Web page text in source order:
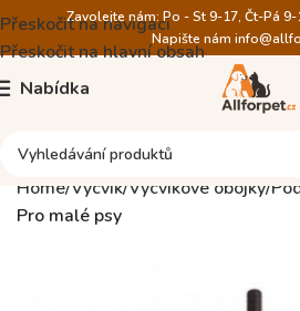
Přeskočit na navigaci
Přeskočit na hlavní obsah
Zavolejte nám: Po - St 9-17, Čt-Pá
Napište nám
Nabídka
Home Výcvik Výcvikové obojky
Pro malé psy